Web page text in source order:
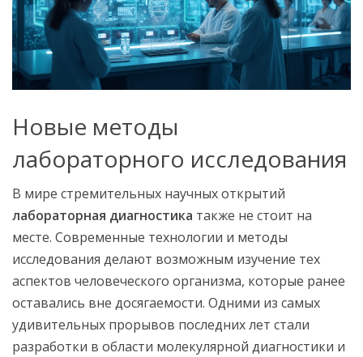
Новые методы
лабораторного исследования
В мире стремительных научных открытий
лабораторная диагностика также не стоит на
месте. Современные технологии и методы
исследования делают возможным изучение тех
аспектов человеческого организма, которые ранее
оставались вне досягаемости. Одними из самых
удивительных прорывов последних лет стали
разработки в области молекулярной диагностики и